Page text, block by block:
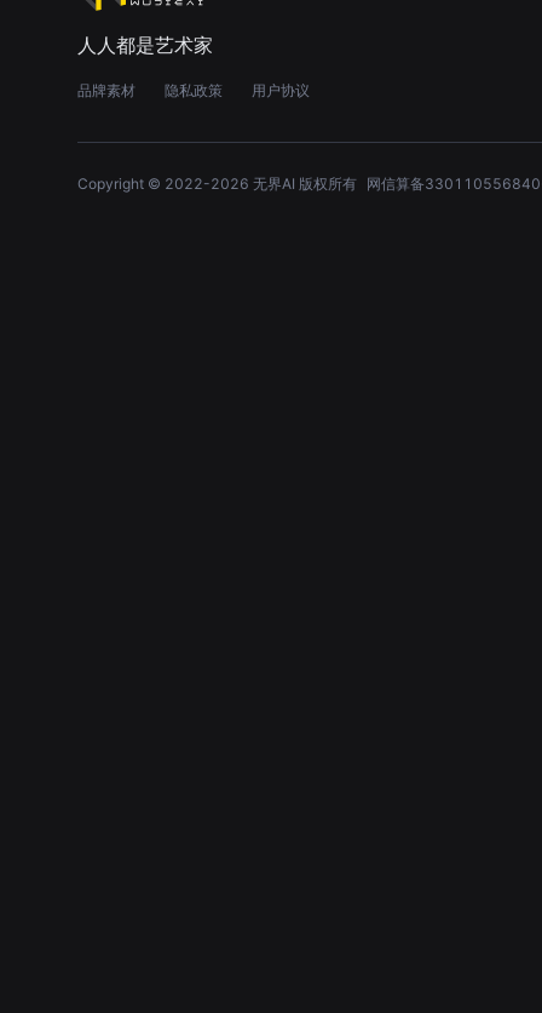
人人都是艺术家
品牌素材 隐私政策 用户协议
Copyright © 2022-2026 无界AI 版权所有 网信算备